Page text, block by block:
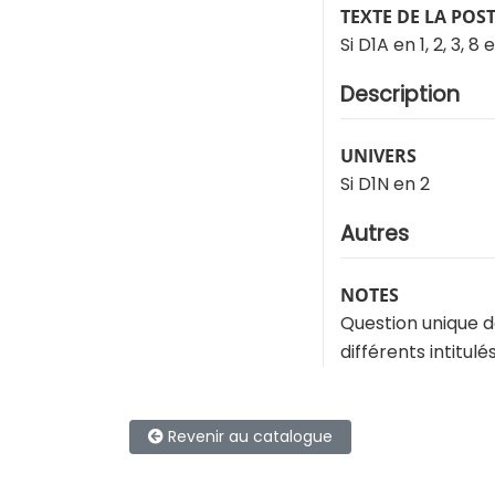
TEXTE DE LA
Si D1A en 1, 2, 3,
Description
UNIVERS
Si D1N en 2
Autres
NOTES
Question unique
différents intitulés
Revenir au catalogue